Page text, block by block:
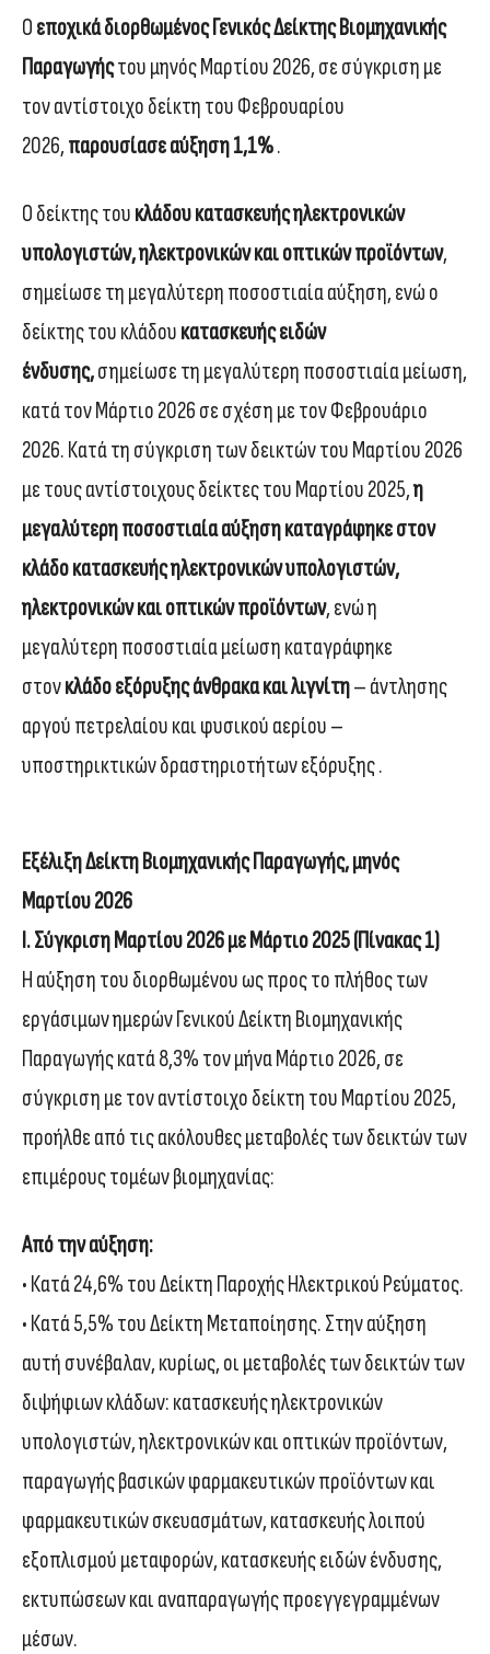
Ο εποχικά διορθωμένος Γενικός Δείκτης Βιομηχανικής
Παραγωγήςτου μηνός Μαρτίου 2026, σε σύγκριση με
τον αντίστοιχο δείκτη του Φεβρουαρίου
2026, παρουσίασε αύξηση 1,1%.
Ο δείκτης του κλάδου κατασκευής ηλεκτρονικών
υπολογιστών, ηλεκτρονικών και οπτικών προϊόντων,
σημείωσε τη μεγαλύτερη ποσοστιαία αύξηση, ενώ ο
δείκτης του κλάδου κατασκευής ειδών
ένδυσης,σημείωσε τη μεγαλύτερη ποσοστιαία μείωση,
κατά τον Μάρτιο 2026 σε σχέση με τον Φεβρουάριο
2026. Κατά τη σύγκριση των δεικτών του Μαρτίου 2026
με τους αντίστοιχους δείκτες του Μαρτίου 2025,η
μεγαλύτερη ποσοστιαία αύξηση καταγράφηκε στον
κλάδο κατασκευής ηλεκτρονικών υπολογιστών,
ηλεκτρονικών και οπτικών προϊόντων, ενώ η
μεγαλύτερη ποσοστιαία μείωση καταγράφηκε
στονκλάδο εξόρυξης άνθρακα και λιγνίτη– άντλησης
αργού πετρελαίου και φυσικού αερίου –
υποστηρικτικών δραστηριοτήτων εξόρυξης .
Εξέλιξη Δείκτη Βιομηχανικής Παραγωγής, μηνός
Μαρτίου 2026
Ι. Σύγκριση Μαρτίου 2026 με Μάρτιο 2025 (Πίνακας 1)
Η αύξηση του διορθωμένου ως προς το πλήθος των
εργάσιμων ημερών Γενικού Δείκτη Βιομηχανικής
Παραγωγής κατά 8,3% τον μήνα Μάρτιο 2026, σε
σύγκριση με τον αντίστοιχο δείκτη του Μαρτίου 2025,
προήλθε από τις ακόλουθες μεταβολές των δεικτών των
επιμέρους τομέων βιομηχανίας:
Από την αύξηση:
• Κατά 24,6% του Δείκτη Παροχής Ηλεκτρικού Ρεύματος.
• Κατά 5,5% του Δείκτη Μεταποίησης. Στην αύξηση
αυτή συνέβαλαν, κυρίως, οι μεταβολές των δεικτών των
διψήφιων κλάδων: κατασκευής ηλεκτρονικών
υπολογιστών, ηλεκτρονικών και οπτικών προϊόντων,
παραγωγής βασικών φαρμακευτικών προϊόντων και
φαρμακευτικών σκευασμάτων, κατασκευής λοιπού
εξοπλισμού μεταφορών, κατασκευής ειδών ένδυσης,
εκτυπώσεων και αναπαραγωγής προεγγεγραμμένων
μέσων.